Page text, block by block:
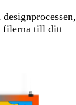
filerna till ditt